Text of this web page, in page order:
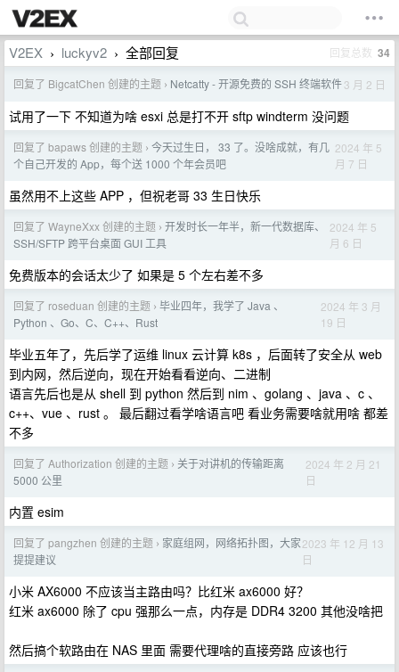
V2EX › luckyv2 › 全部回复 回复总数 34
回复了 BigcatChen 创建的主题 › Netcatty - 开源免费的 SSH 终端软件3 月 2 日
试用了一下 不知道为啥 esxi 总是打不开 sftp windterm 没问题
回复了 bapaws 创建的主题 › 今天过生日， 33 了。没啥成就，有几
个自己开发的 App，每个送 1000 个年会员吧
2024 年 5
月 7 日
虽然用不上这些 APP ，但祝老哥 33 生日快乐
回复了 WayneXxx 创建的主题 › 开发时长一年半，新一代数据库、
SSH/SFTP 跨平台桌面 GUI 工具
2024 年 5
月 6 日
免费版本的会话太少了 如果是 5 个左右差不多
回复了 roseduan 创建的主题 › 毕业四年，我学了 Java 、
Python 、Go、C、C++、Rust
2024 年 3 月
19 日
毕业五年了，先后学了运维 linux 云计算 k8s ，后面转了安全从 web
到内网，然后逆向，现在开始看看逆向、二进制
语言先后也是从 shell 到 python 然后到 nim 、golang 、java 、c 、
c++、vue 、rust 。 最后翻过看学啥语言吧 看业务需要啥就用啥 都差
不多
回复了 Authorization 创建的主题 › 关于对讲机的传输距离
5000 公里
2024 年 2 月 21
日
内置 esim
回复了 pangzhen 创建的主题 › 家庭组网，网络拓扑图，大家
提提建议
2023 年 12 月 13
日
小米 AX6000 不应该当主路由吗？比红米 ax6000 好？
红米 ax6000 除了 cpu 强那么一点，内存是 DDR4 3200 其他没啥把
然后搞个软路由在 NAS 里面 需要代理啥的直接旁路 应该也行